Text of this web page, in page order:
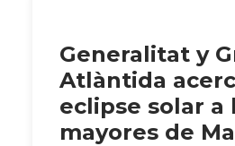
Generalitat y
Atlàntida
eclipse solar a
mayores de